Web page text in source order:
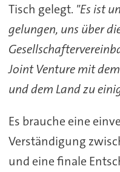
Tisch gelegt. "Es ist
gelungen, uns über
Joint Venture mit
und dem Land zu
Es brauche eine
Verständigung
und eine finale